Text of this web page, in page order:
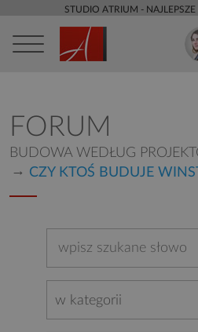
STUDIO ATRIUM -
FORUM
BUDOWA WEDŁUG
CZY KTOŚ BUDUJE
w kategorii